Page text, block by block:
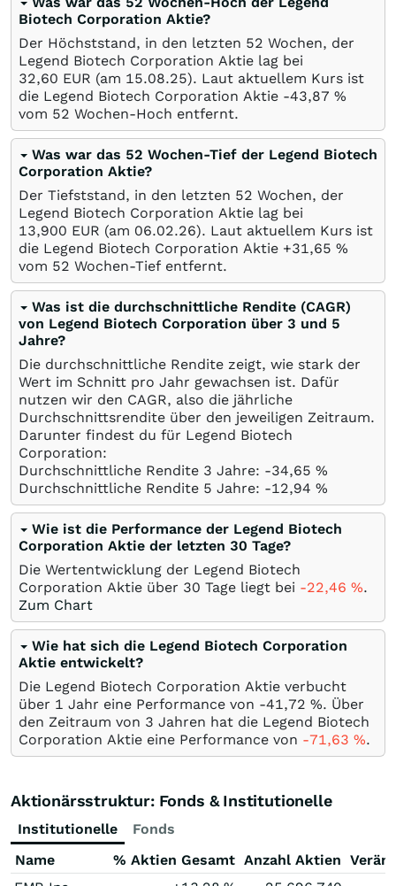
Biotech Corporation Aktie?
Der Höchststand, in den letzten 52 Wochen, der
Legend Biotech Corporation Aktie lag bei
32,60 EUR (am 15.08.25). Laut aktuellem Kurs ist
die Legend Biotech Corporation Aktie -43,87 %
vom 52 Wochen-Hoch entfernt.
Was war das 52 Wochen-Tief der Legend Biotech
Corporation Aktie?
Der Tiefststand, in den letzten 52 Wochen, der
Legend Biotech Corporation Aktie lag bei
13,900 EUR (am 06.02.26). Laut aktuellem Kurs ist
die Legend Biotech Corporation Aktie +31,65 %
vom 52 Wochen-Tief entfernt.
Was ist die durchschnittliche Rendite (CAGR)
von Legend Biotech Corporation über 3 und 5
Jahre?
Die durchschnittliche Rendite zeigt, wie stark der
Wert im Schnitt pro Jahr gewachsen ist. Dafür
nutzen wir den CAGR, also die jährliche
Durchschnittsrendite über den jeweiligen Zeitraum.
Darunter findest du für Legend Biotech
Corporation:
Durchschnittliche Rendite 3 Jahre: -34,65 %
Durchschnittliche Rendite 5 Jahre: -12,94 %
Wie ist die Performance der Legend Biotech
Corporation Aktie der letzten 30 Tage?
Die Wertentwicklung der Legend Biotech
Corporation Aktie über 30 Tage liegt bei -22,46 %.
Zum Chart
Wie hat sich die Legend Biotech Corporation
Aktie entwickelt?
Die Legend Biotech Corporation Aktie verbucht
über 1 Jahr eine Performance von -41,72 %. Über
den Zeitraum von 3 Jahren hat die Legend Biotech
Corporation Aktie eine Performance von -71,63 %.
Aktionärsstruktur: Fonds & Institutionelle
Institutionelle
Fonds
Name
% Aktien Gesamt Anzahl Aktien